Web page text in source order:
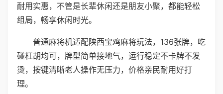
耐用实惠，不管是长辈休闲还是朋友小聚，都能轻松
组局，畅享休闲时光。
普通麻将机适配陕西宝鸡麻将玩法，136张牌，吃
碰杠胡均可，牌型简单接地气，运行稳定不卡牌不发
烫，按键清晰老人操作无压力，价格亲民耐用好打
理。